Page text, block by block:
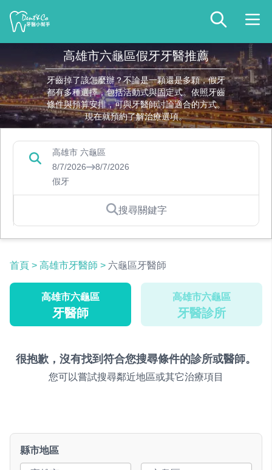
高雄市六龜區假牙牙醫推薦
牙齒掉了該怎麼辦？不論是一顆還是多顆，假牙
都有多種選擇，包括活動式與固定式。依照牙齒
條件與預算安排，可與牙醫師討論適合的方式。
現在就預約了解治療選項。
高雄市 六龜區
8/7/2026
8/7/2026
假牙
搜尋關鍵字
首頁 > 高雄市牙醫師 > 六龜區牙醫師
高雄市六龜區
牙醫師
高雄市六龜區
牙醫診所
很抱歉，沒有找到符合您搜尋條件的診所或醫師。
您可以嘗試搜尋鄰近地區或其它治療項目
縣市地區